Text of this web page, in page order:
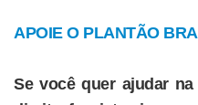
APOIE O PLANTÃO
Se você quer ajudar